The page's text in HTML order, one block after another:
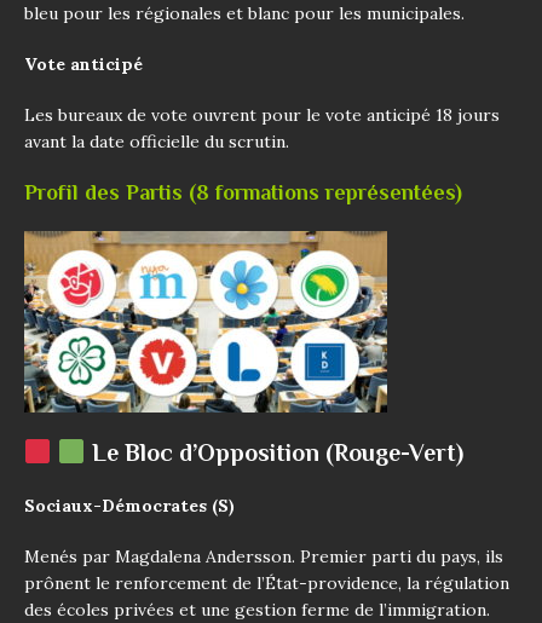
bleu pour les régionales et blanc pour les municipales.
Vote anticipé
Les bureaux de vote ouvrent pour le vote anticipé 18 jours
avant la date officielle du scrutin.
Profil des Partis (8 formations représentées)
Le Bloc d’Opposition (Rouge-Vert)
Sociaux-Démocrates (S)
Menés par Magdalena Andersson. Premier parti du pays, ils
prônent le renforcement de l’État-providence, la régulation
des écoles privées et une gestion ferme de l’immigration.